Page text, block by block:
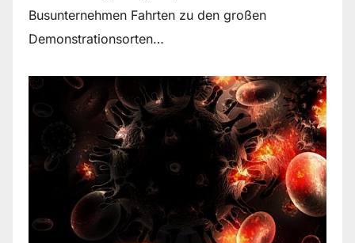
Busunternehmen Fahrten zu den großen
Demonstrationsorten…